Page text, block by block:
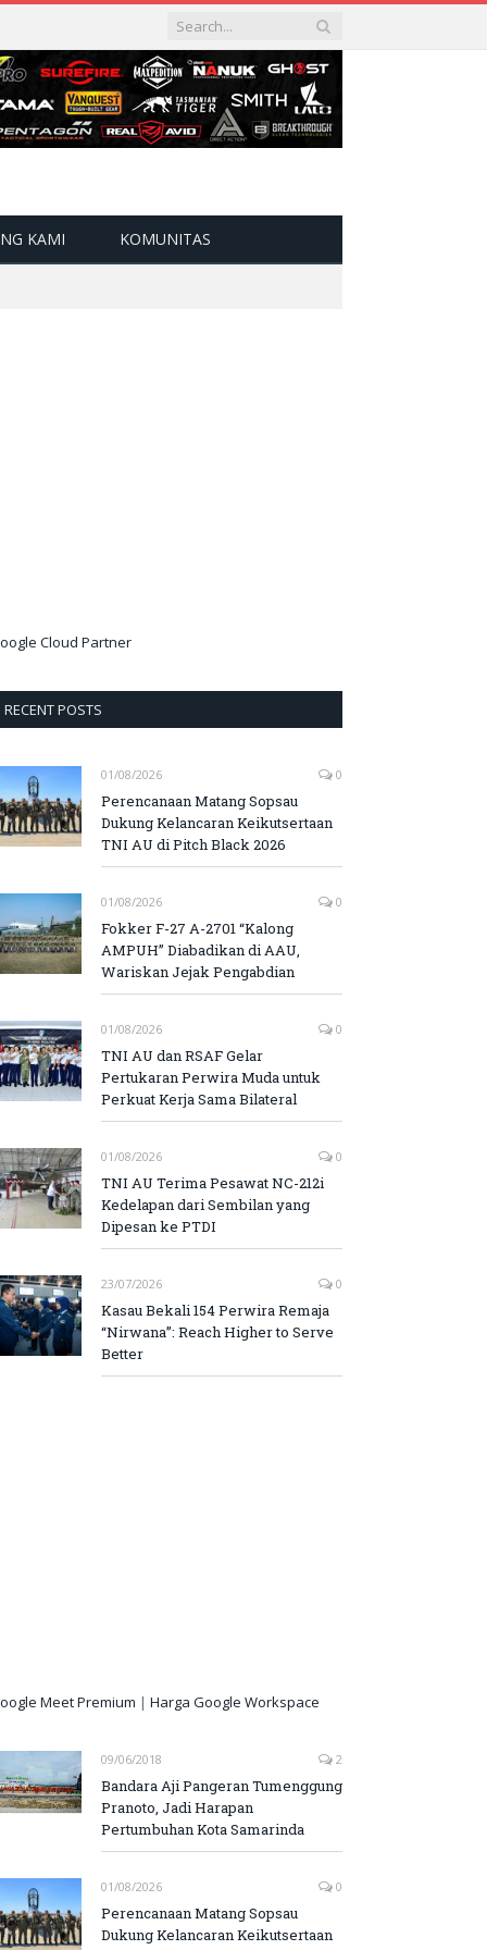
KAMI KOMUNITAS
Cloud Partner
RECENT POSTS
01/08/2026 0
Perencanaan Matang Sopsau
Dukung Kelancaran Keikutsertaan
TNI AU di Pitch Black 2026
01/08/2026 0
Fokker F-27 A-2701 “Kalong
AMPUH” Diabadikan di AAU,
Wariskan Jejak Pengabdian
01/08/2026 0
TNI AU dan RSAF Gelar
Pertukaran Perwira Muda untuk
Perkuat Kerja Sama Bilateral
01/08/2026 0
TNI AU Terima Pesawat NC-212i
Kedelapan dari Sembilan yang
Dipesan ke PTDI
23/07/2026 0
Kasau Bekali 154 Perwira Remaja
“Nirwana”: Reach Higher to Serve
Better
Meet Premium | Harga Google Workspace
09/06/2018 2
Bandara Aji Pangeran Tumenggung
Pranoto, Jadi Harapan
Pertumbuhan Kota Samarinda
01/08/2026 0
Perencanaan Matang Sopsau
Dukung Kelancaran Keikutsertaan